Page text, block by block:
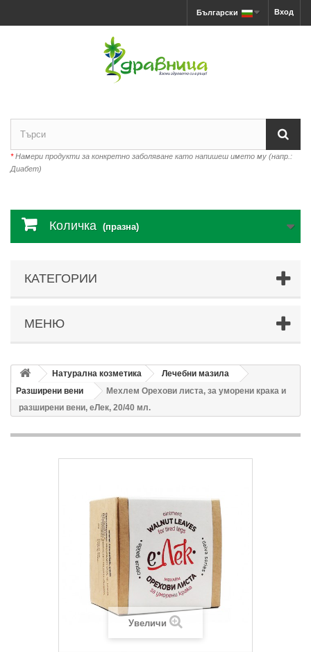
Вход
Български
*Намери продукти за конкретно заболяване като напишеш името му (напр.:
Диабет)
Количка (празна)
КАТЕГОРИИ
МЕНЮ
Натурална козметика
Лечебни мазила
Разширени вени
Мехлем Орехови листа, за уморени крака и
разширени вени, еЛек, 20/40 мл.
Увеличи